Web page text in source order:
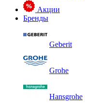
Акции
Бренды
Geberit
Grohe
Hansgrohe